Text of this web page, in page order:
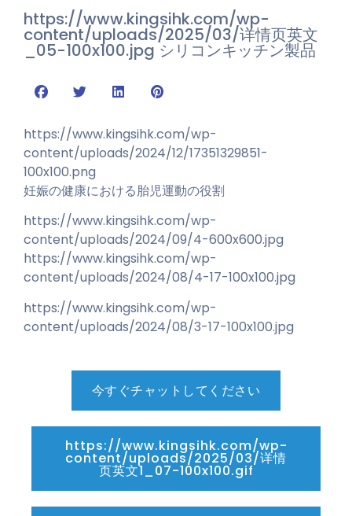
https://www.kingsihk.com/wp-
content/uploads/2025/03/详情页英文
_05-100x100.jpg シリコンキッチン製品
https://www.kingsihk.com/wp-
content/uploads/2024/12/17351329851-
100x100.png
妊娠の健康における胎児運動の役割
https://www.kingsihk.com/wp-
content/uploads/2024/09/4-600x600.jpg
https://www.kingsihk.com/wp-
content/uploads/2024/08/4-17-100x100.jpg
https://www.kingsihk.com/wp-
content/uploads/2024/08/3-17-100x100.jpg
今すぐチャットしてください
https://www.kingsihk.com/wp-
content/uploads/2025/03/详情
页英文1_07-100x100.gif